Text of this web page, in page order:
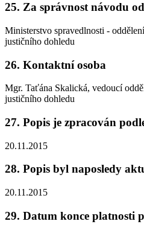
25. Za správnost návodu
Ministerstvo spravedlnosti -
justičního dohledu
26. Kontaktní osoba
Mgr. Taťána Skalická, vedoucí
justičního dohledu
27. Popis je zpracován
20.11.2015
28. Popis byl naposledy
20.11.2015
29. Datum konce platnosti